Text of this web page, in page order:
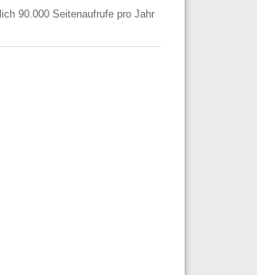
90.000 Seitenaufrufe pro Jahr